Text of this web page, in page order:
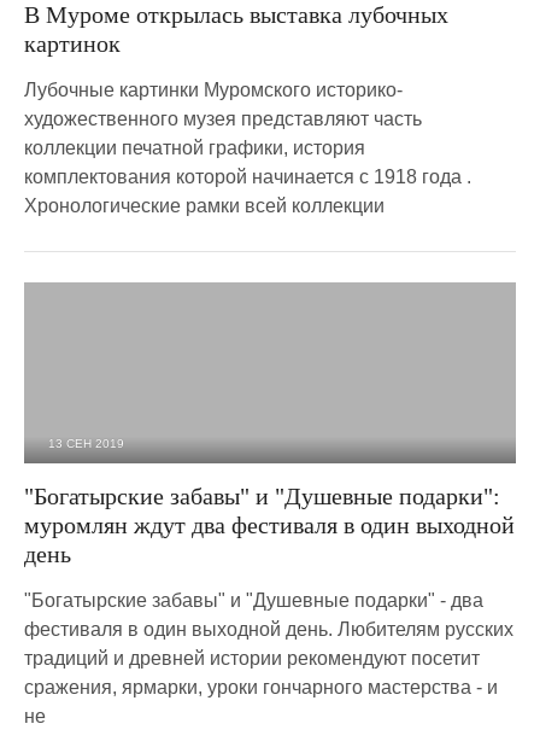
В Муроме открылась выставка лубочных
картинок
Лубочные картинки Муромского историко-
художественного музея представляют часть
коллекции печатной графики, история
комплектования которой начинается с 1918 года .
Хронологические рамки всей коллекции
13 СЕН 2019
"Богатырские забавы" и "Душевные подарки":
муромлян ждут два фестиваля в один выходной
день
"Богатырские забавы" и "Душевные подарки" - два
фестиваля в один выходной день. Любителям русских
традиций и древней истории рекомендуют посетит
сражения, ярмарки, уроки гончарного мастерства - и
не